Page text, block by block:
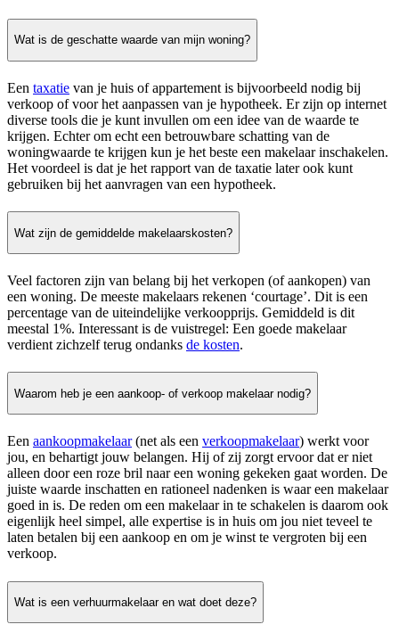
Wat is de geschatte waarde van mijn woning?
Een taxatie van je huis of appartement is bijvoorbeeld nodig bij
verkoop of voor het aanpassen van je hypotheek. Er zijn op internet
diverse tools die je kunt invullen om een idee van de waarde te
krijgen. Echter om echt een betrouwbare schatting van de
woningwaarde te krijgen kun je het beste een makelaar inschakelen.
Het voordeel is dat je het rapport van de taxatie later ook kunt
gebruiken bij het aanvragen van een hypotheek.
Wat zijn de gemiddelde makelaarskosten?
Veel factoren zijn van belang bij het verkopen (of aankopen) van
een woning. De meeste makelaars rekenen ‘courtage’. Dit is een
percentage van de uiteindelijke verkoopprijs. Gemiddeld is dit
meestal 1%. Interessant is de vuistregel: Een goede makelaar
verdient zichzelf terug ondanks de kosten.
Waarom heb je een aankoop- of verkoop makelaar nodig?
Een aankoopmakelaar(net als een verkoopmakelaar) werkt voor
jou, en behartigt jouw belangen. Hij of zij zorgt ervoor dat er niet
alleen door een roze bril naar een woning gekeken gaat worden. De
juiste waarde inschatten en rationeel nadenken is waar een makelaar
goed in is. De reden om een makelaar in te schakelen is daarom ook
eigenlijk heel simpel, alle expertise is in huis om jou niet teveel te
laten betalen bij een aankoop en om je winst te vergroten bij een
verkoop.
Wat is een verhuurmakelaar en wat doet deze?